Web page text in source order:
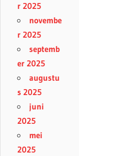
r 2025
novembe
r 2025
septemb
er 2025
augustu
s 2025
juni
2025
mei
2025